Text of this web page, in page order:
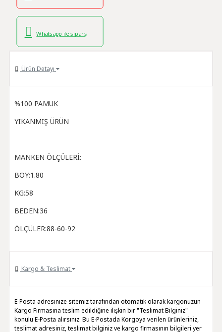
Whatsapp ile sipariş
Ürün Detayı
%100 PAMUK
YIKANMIŞ ÜRÜN
MANKEN ÖLÇÜLERİ:
BOY:1.80
KG:58
BEDEN:36
ÖLÇÜLER:88-60-92
Kargo & Teslimat
E-Posta adresinize sitemiz tarafından otomatik olarak kargonuzun
Kargo Firmasına teslim edildiğine ilişkin bir "Teslimat Bilginiz"
konulu E-Posta alırsınız. Bu E-Postada Korgoya verilen ürünleriniz,
teslimat adresiniz, teslimat bilginiz ve kargo firmasının bilgileri yer